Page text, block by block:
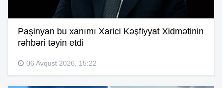
Paşinyan bu xanımı Xarici Kəşfiyyat Xidmətinin
rəhbəri təyin etdi
06 Avqust 2026, 15:22